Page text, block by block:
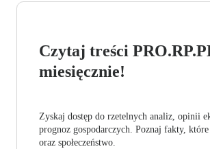
Czytaj treści
miesięcznie!
Zyskaj dostęp do rzetelnych analiz, opinii
prognoz gospodarczych. Poznaj fakty,
oraz społeczeństwo.